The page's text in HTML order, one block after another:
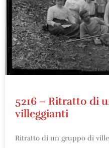
5216 – Ritratto di
villeggianti
Ritratto di un gruppo di